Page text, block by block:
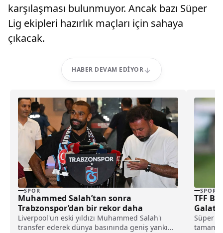
karşılaşması bulunmuyor. Ancak bazı Süper
Lig ekipleri hazırlık maçları için sahaya
çıkacak.
HABER DEVAM EDIYOR
SPOR
Muhammed Salah’tan sonra
Trabzonspor’dan bir rekor daha
Liverpool'un eski yıldızı Muhammed Salah'ı
transfer ederek dünya basınında geniş yankı
SPOR
TFF
Süper